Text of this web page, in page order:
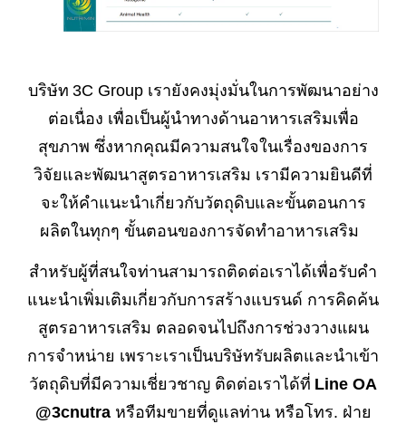
บริษัท 3C Group เรายังคงมุ่งมั่นในการพัฒนาอย่าง
ต่อเนื่อง เพื่อเป็นผู้นำทางด้านอาหารเสริมเพื่อ
สุขภาพ ซึ่งหากคุณมีความสนใจในเรื่องของการ
วิจัยและพัฒนาสูตรอาหารเสริม เรามีความยินดีที่
จะให้คำแนะนำเกี่ยวกับวัตถุดิบและขั้นตอนการ
ผลิตในทุกๆ ขั้นตอนของการจัดทำอาหารเสริม
สำหรับผู้ที่สนใจท่านสามารถติดต่อเราได้เพื่อรับคำ
แนะนำเพิ่มเติมเกี่ยวกับการสร้างแบรนด์ การคิดค้น
สูตรอาหารเสริม ตลอดจนไปถึงการช่วงวางแผน
การจำหน่าย เพราะเราเป็นบริษัทรับผลิตและนำเข้า
วัตถุดิบที่มีความเชี่ยวชาญ ติดต่อเราได้ที่ Line OA
@3cnutraหรือทีมขายที่ดูแลท่าน หรือโทร. ฝ่าย